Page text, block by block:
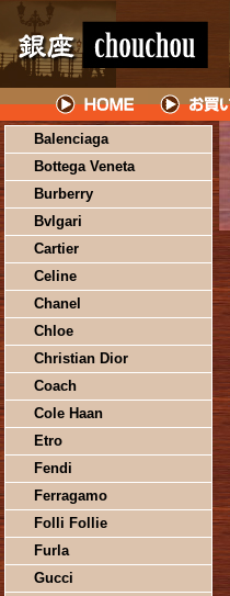
Balenciaga
Bottega Veneta
Burberry
Bvlgari
Cartier
Celine
Chanel
Chloe
Christian Dior
Coach
Cole Haan
Etro
Fendi
Ferragamo
Folli Follie
Furla
Gucci